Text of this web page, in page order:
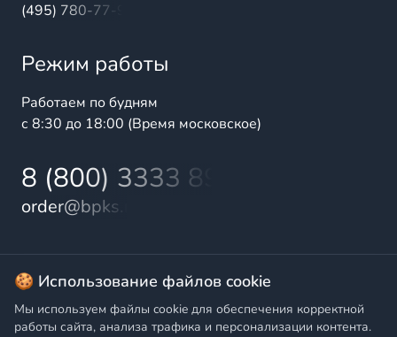
(495) 780-77-98
Режим работы
Работаем по будням
с 8:30 до 18:00 (Время московское)
8 (800) 3333 899
order@bpks.ru
© 2025 БалтПромКомплект — комплексные поставки
высококачественной продукции промышленного и
бытового назначения
🍪 Использование файлов cookie
Мы используем файлы cookie для обеспечения корректной
работы сайта, анализа трафика и персонализации контента.